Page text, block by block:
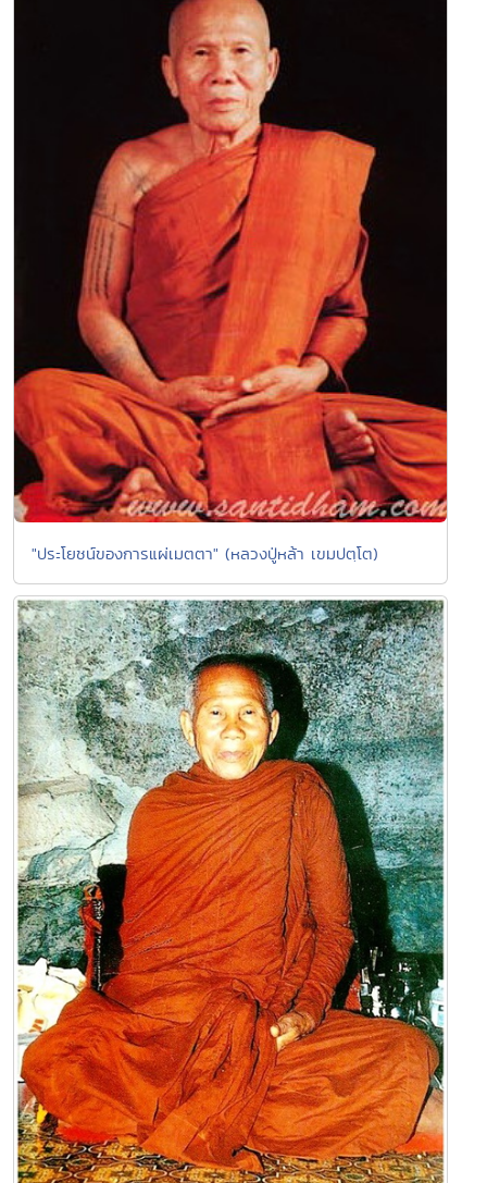
"ประโยชน์ของการแผ่เมตตา" (หลวงปู่หล้า เขมปตฺโต)